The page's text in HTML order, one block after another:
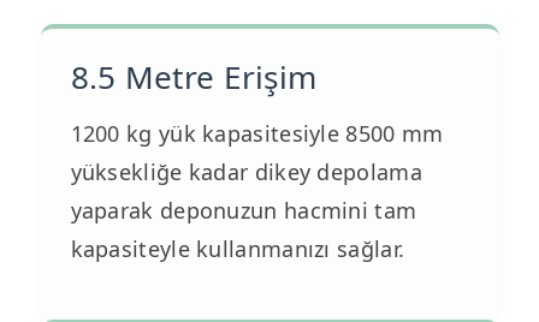
8.5 Metre Erişim
1200 kg yük kapasitesiyle 8500 mm
yüksekliğe kadar dikey depolama
yaparak deponuzun hacmini tam
kapasiteyle kullanmanızı sağlar.